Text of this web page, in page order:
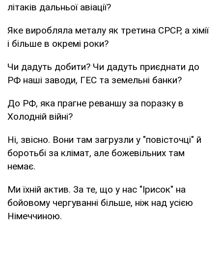
літаків дальньої авіації?
Яке виробляла металу як третина СРСР, а хімії
і більше в окремі роки?
Чи дадуть добити? Чи дадуть приєднати до
РФ наші заводи, ГЕС та земельні банки?
До РФ, яка прагне реваншу за поразку в
Холодній війні?
Ні, звісно. Вони там загрузли у "повісточці" й
боротьбі за клімат, але божевільних там
немає.
Ми їхній актив. За те, що у нас "Ірисок" на
бойовому чергуванні більше, ніж над усією
Німеччиною.